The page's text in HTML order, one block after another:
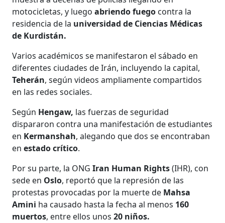
motocicletas, y luegoabriendo fuego contra la
residencia de la universidad de Ciencias Médicas
de Kurdistán.
Varios académicos se manifestaron el sábado en
diferentes ciudades de Irán, incluyendo la capital,
Teherán, según videos ampliamente compartidos
en las redes sociales.
Según Hengaw, las fuerzas de seguridad
dispararon contra una manifestación de estudiantes
en Kermanshah, alegando que dos se encontraban
enestado crítico.
Por su parte, la ONGIran Human Rights(IHR), con
sede en Oslo, reportó que la represión de las
protestas provocadas por la muerte de Mahsa
Amini ha causado hasta la fecha al menos 160
muertos, entre ellos unos20 niños.